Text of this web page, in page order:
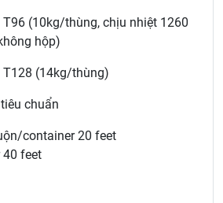
T96 (10kg/thùng, chịu nhiệt 1260
hộp)
T128 (14kg/thùng)
chuẩn
container 20 feet
feet